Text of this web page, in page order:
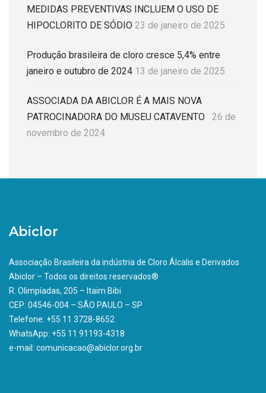
MEDIDAS PREVENTIVAS INCLUEM O USO DE
HIPOCLORITO DE SÓDIO 23 de janeiro de 2025
Produção brasileira de cloro cresce 5,4% entre
janeiro e outubro de 2024 13 de janeiro de 2025
ASSOCIADA DA ABICLOR É A MAIS NOVA
PATROCINADORA DO MUSEU CATAVENTO
26 de
novembro de 2024
Abiclor
Associação Brasileira da indústria de Cloro Álcalis e Derivados
Abiclor – Todos os direitos reservados®
R. Olimpíadas, 205 – Itaim Bibi
CEP: 04546-004 – SÃO PAULO – SP
Telefone: +55 11 3728-8652
WhatsApp: +55 11 91193-4318
e-mail: comunicacao@abiclor.org.br